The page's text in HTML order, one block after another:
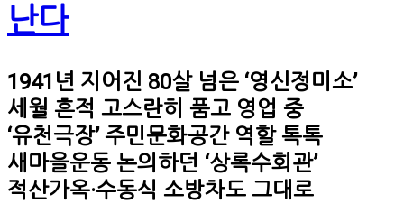
난다
1941년 지어진 80살 넘은 ‘영신정미소’
세월 흔적 고스란히 품고 영업 중
‘유천극장’ 주민문화공간 역할 톡톡
새마을운동 논의하던 ‘상록수회관’
적산가옥·수동식 소방차도 그대로